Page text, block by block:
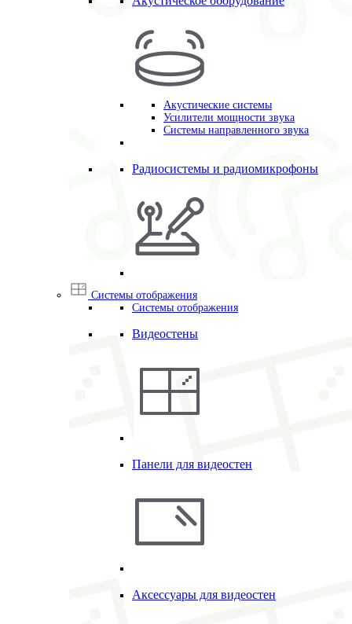
Акустические системы
Усилители мощности звука
Системы направленного звука
Радиосистемы и радиомикрофоны
Системы отображения
Системы отображения
Видеостены
Панели для видеостен
Аксессуары для видеостен